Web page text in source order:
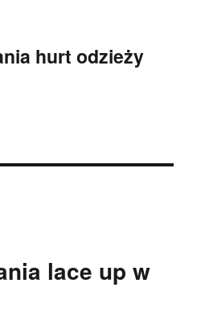
hurt odzieży
lace up w